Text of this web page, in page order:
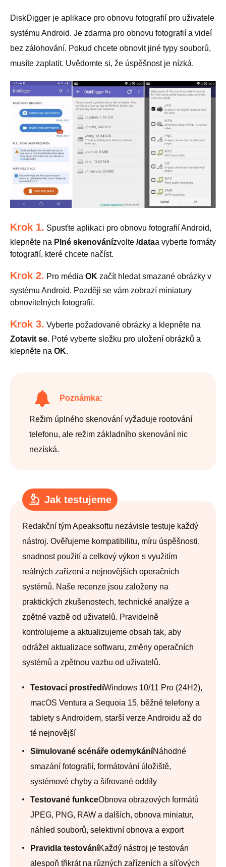
DiskDigger je aplikace pro obnovu fotografií pro uživatele
systému Android. Je zdarma pro obnovu fotografií a videí
bez zálohování. Pokud chcete obnovit jiné typy souborů,
musíte zaplatit. Uvědomte si, že úspěšnost je nízká.
Krok 1. Spusťte aplikaci pro obnovu fotografií Android,
klepněte na Plné skenovánízvolte /dataa vyberte formáty
fotografií, které chcete načíst.
Krok 2. Pro média OK začít hledat smazané obrázky v
systému Android. Později se vám zobrazí miniatury
obnovitelných fotografií.
Krok 3. Vyberte požadované obrázky a klepněte na
Zotavit se. Poté vyberte složku pro uložení obrázků a
klepněte na OK.
Poznámka:
Režim úplného skenování vyžaduje rootování
telefonu, ale režim základního skenování nic
nezíská.
Jak testujeme
Redakční tým Apeaksoftu nezávisle testuje každý
nástroj. Ověřujeme kompatibilitu, míru úspěšnosti,
snadnost použití a celkový výkon s využitím
reálných zařízení a nejnovějších operačních
systémů. Naše recenze jsou založeny na
praktických zkušenostech, technické analýze a
zpětné vazbě od uživatelů. Pravidelně
kontrolujeme a aktualizujeme obsah tak, aby
odrážel aktualizace softwaru, změny operačních
systémů a zpětnou vazbu od uživatelů.
Testovací prostředíWindows 10/11 Pro (24H2),
macOS Ventura a Sequoia 15, běžné telefony a
tablety s Androidem, starší verze Androidu až do
té nejnovější
Simulované scénáře odemykáníNáhodné
smazání fotografií, formátování úložiště,
systémové chyby a šifrované oddíly
Testované funkceObnova obrazových formátů
JPEG, PNG, RAW a dalších, obnova miniatur,
náhled souborů, selektivní obnova a export
Pravidla testováníKaždý nástroj je testován
alespoň třikrát na různých zařízeních a síťových